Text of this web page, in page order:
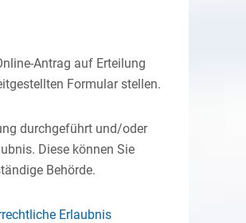
Antrag auf Erteilung
Formular stellen.
durchgeführt und/oder
Diese können Sie
Behörde.
Erlaubnis